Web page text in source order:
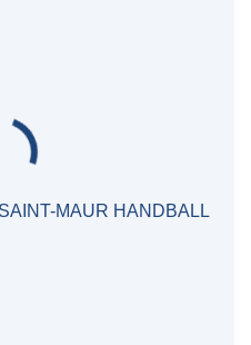
MAUR HANDBALL